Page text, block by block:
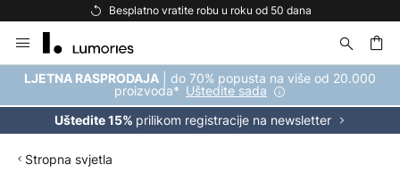
Besplatno vratite robu u roku od 50 dana
to
Content
LJETNA RASPRODAJA | do 70% popusta na više od 20.000
proizvoda* Uštedite sada
Uštedite 15% prilikom registracije na newsletter
Stropna svjetla